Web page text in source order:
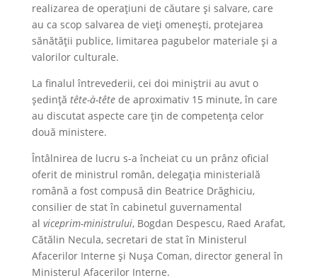
realizarea de operațiuni de căutare și salvare, care
au ca scop salvarea de vieți omenești, protejarea
sănătății publice, limitarea pagubelor materiale și a
valorilor culturale.
La finalul întrevederii, cei doi miniștrii au avut o
ședință tête-à-têtede aproximativ 15 minute, în care
au discutat aspecte care țin de competența celor
două ministere.
Întâlnirea de lucru s-a încheiat cu un prânz oficial
oferit de ministrul român, delegația ministerială
română a fost compusă din Beatrice Drăghiciu,
consilier de stat în cabinetul guvernamental
al viceprim-ministrului, Bogdan Despescu, Raed Arafat,
Cătălin Necula, secretari de stat în Ministerul
Afacerilor Interne și Nușa Coman, director general în
Ministerul Afacerilor Interne.